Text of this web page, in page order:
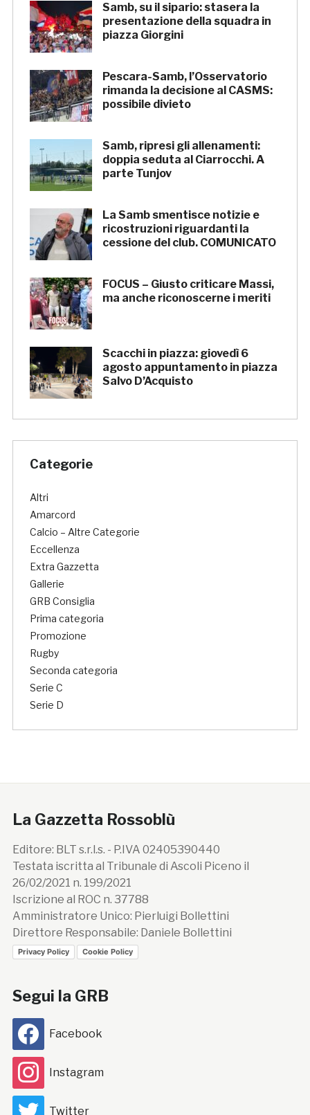
Samb, su il sipario: stasera la
presentazione della squadra in
piazza Giorgini
Pescara-Samb, l’Osservatorio
rimanda la decisione al CASMS:
possibile divieto
Samb, ripresi gli allenamenti:
doppia seduta al Ciarrocchi. A
parte Tunjov
La Samb smentisce notizie e
ricostruzioni riguardanti la
cessione del club. COMUNICATO
FOCUS – Giusto criticare Massi,
ma anche riconoscerne i meriti
Scacchi in piazza: giovedì 6
agosto appuntamento in piazza
Salvo D’Acquisto
Categorie
Altri
Amarcord
Calcio – Altre Categorie
Eccellenza
Extra Gazzetta
Gallerie
GRB Consiglia
Prima categoria
Promozione
Rugby
Seconda categoria
Serie C
Serie D
La Gazzetta Rossoblù
Editore: BLT s.r.l.s. - P.IVA 02405390440
Testata iscritta al Tribunale di Ascoli Piceno il
26/02/2021 n. 199/2021
Iscrizione al ROC n. 37788
Amministratore Unico: Pierluigi Bollettini
Direttore Responsabile: Daniele Bollettini
Privacy Policy Cookie Policy
Segui la GRB
Facebook
Instagram
Twitter